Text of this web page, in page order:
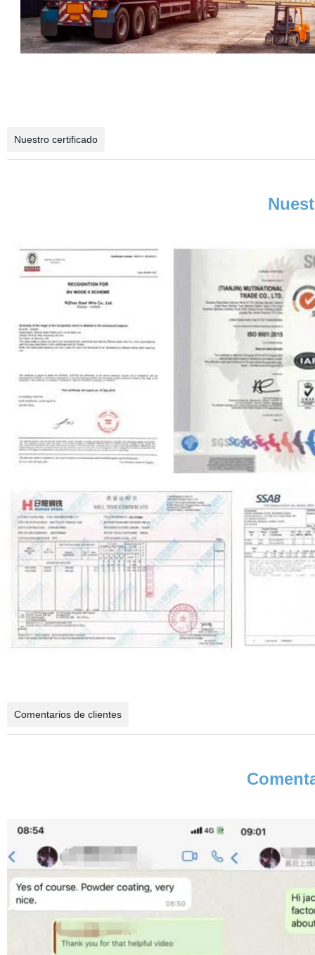
Nuestro certificado
Comentarios de clientes